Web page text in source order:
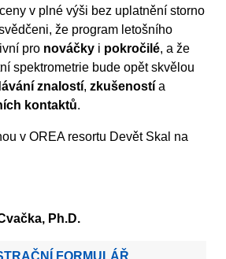
v plné výši bez uplatnění storno
že program letošního
pro nováčky i pokročilé, a že
spektrometrie bude opět skvělou
znalostí, zkušeností a
kontaktů.
v OREA resortu Devět Skal na
Ph.D.